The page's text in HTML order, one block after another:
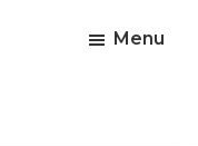
Menu